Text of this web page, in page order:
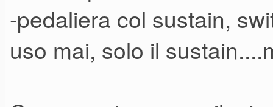
-pedaliera col sustain,
uso mai, solo il